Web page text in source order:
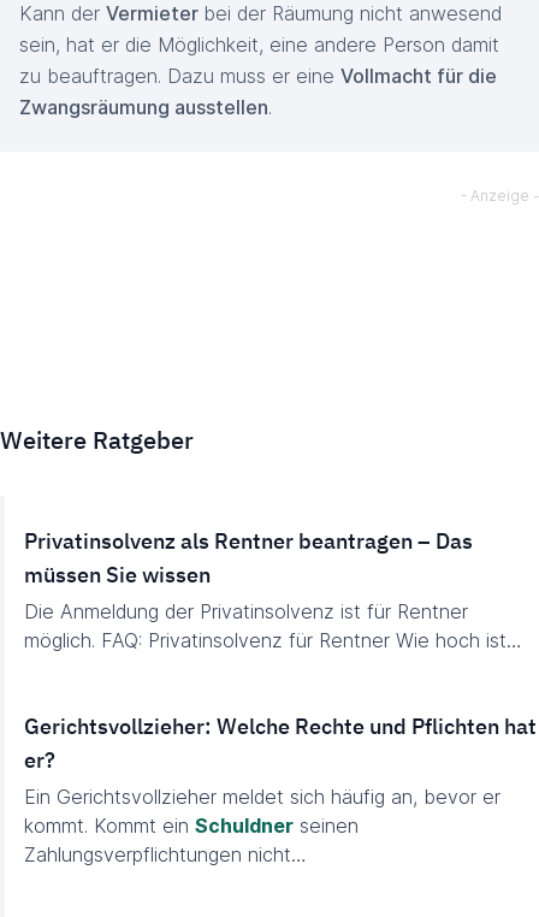
Kann der Vermieter bei der Räumung nicht anwesend
sein, hat er die Möglichkeit, eine andere Person damit
zu beauftragen. Dazu muss er eine Vollmacht für die
Zwangsräumung ausstellen.
Weitere Ratgeber
Privatinsolvenz als Rentner beantragen – Das
müssen Sie wissen
Die Anmeldung der Privatinsolvenz ist für Rentner
möglich. FAQ: Privatinsolvenz für Rentner Wie hoch ist…
Gerichtsvollzieher: Welche Rechte und Pflichten hat
er?
Ein Gerichtsvollzieher meldet sich häufig an, bevor er
kommt. Kommt ein Schuldner seinen
Zahlungsverpflichtungen nicht…